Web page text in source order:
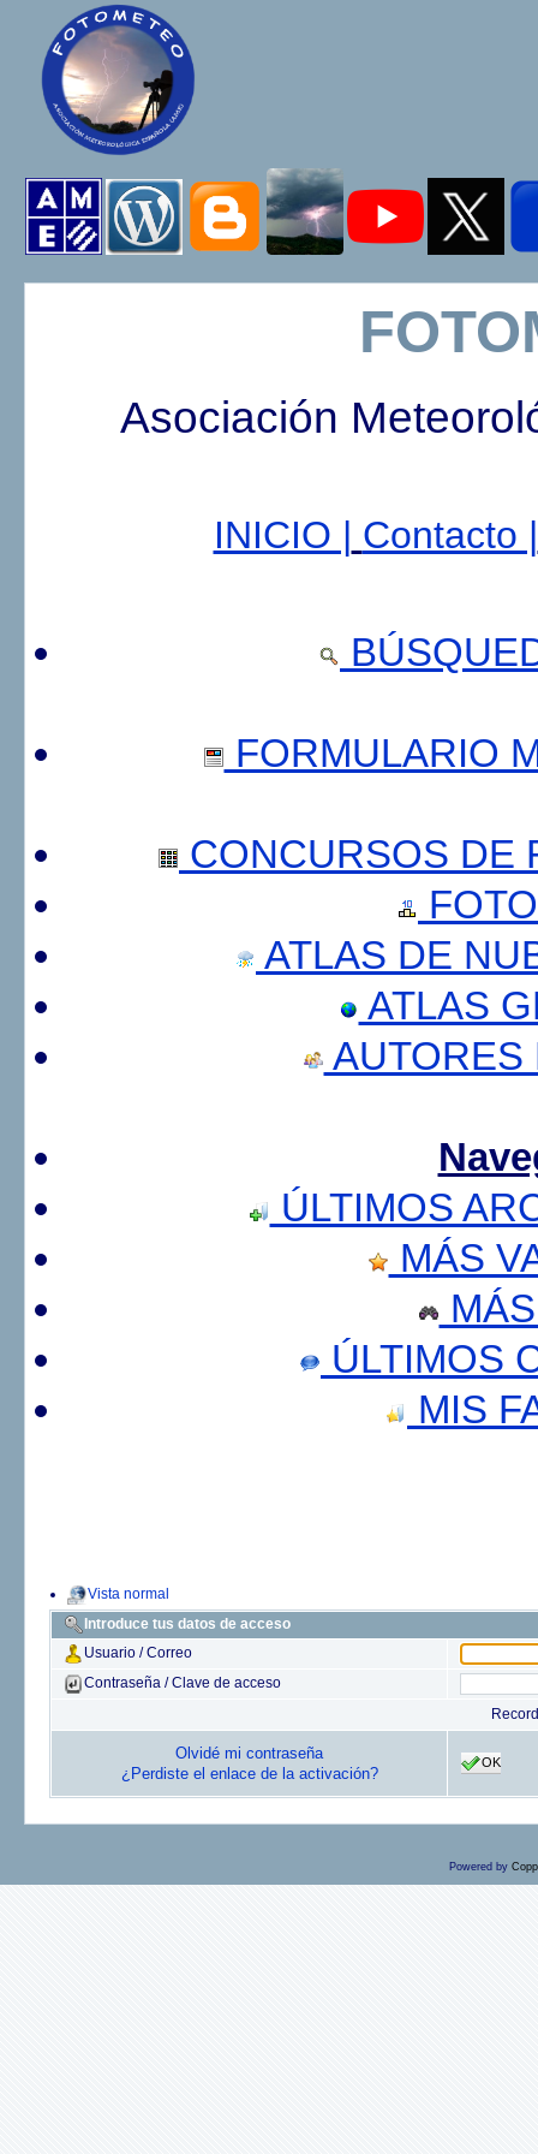
Asociación
INICIO | Contacto |
FORMULARIO
CONCURSOS DE
ATLAS DE
ATLAS
AUTORES
ÚLTIMOS
MÁS
ÚLTIMOS
MIS
Vista normal
Introduce tus datos de acceso
Usuario / Correo
Contraseña / Clave de acceso
Olvidé mi contraseña
¿Perdiste el enlace de la activación?
OK
Powered by